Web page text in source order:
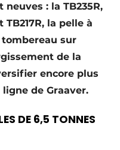
: la TB235R,
la pelle à
tombereau sur
de la
encore plus
de Graaver.
DE 6,5 TONNES